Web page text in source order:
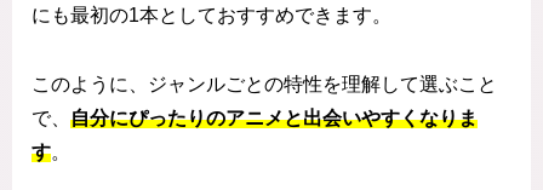
にも最初の1本としておすすめできます。
このように、ジャンルごとの特性を理解して選ぶこと
で、 自分にぴったりのアニメと出会いやすくなりま
す。